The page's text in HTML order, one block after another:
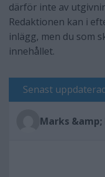
därför inte av
Redaktionen kan i
inlägg, men du som
innehållet.
Senast
Marks &amp;